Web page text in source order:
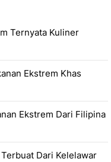
Ternyata Kuliner
Ekstrem Khas
Ekstrem Dari Filipina
Dari Kelelawar